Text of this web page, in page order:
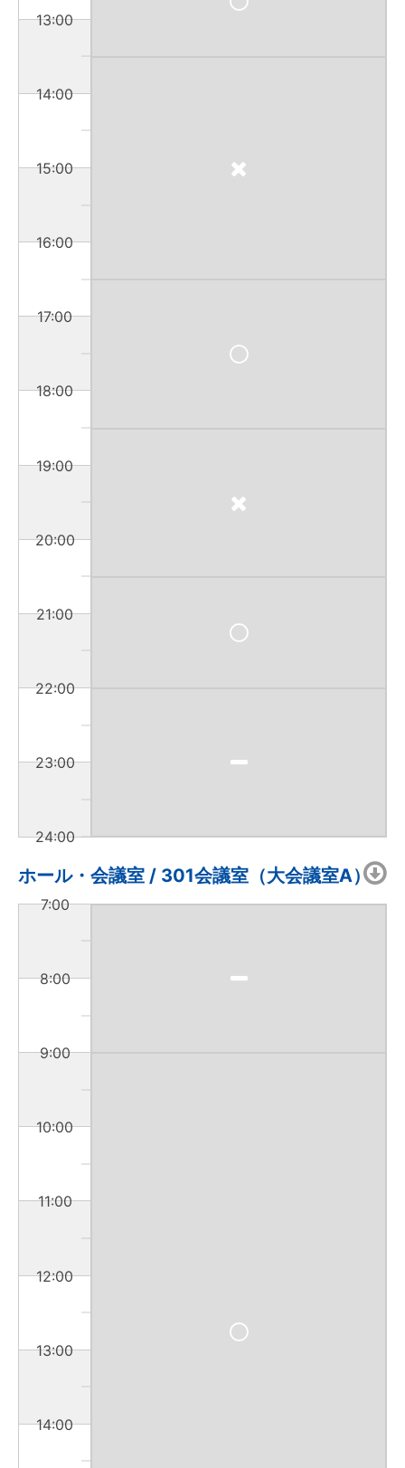
13:00
14:00
15:00
16:00
17:00
18:00
19:00
20:00
21:00
22:00
23:00
24:00
ホール・会議室 / 301会議室（大会議室A）
7:00
8:00
9:00
10:00
11:00
12:00
13:00
14:00